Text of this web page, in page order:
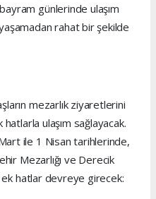
günlerinde ulaşım
rahat bir şekilde
mezarlık ziyaretlerini
ulaşım sağlayacak.
ile 1 Nisan tarihlerinde,
Mezarlığı ve Derecik
ek hatlar devreye girecek: